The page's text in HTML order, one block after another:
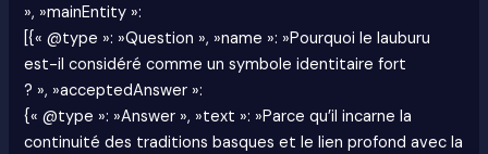
», »mainEntity »:
[{« @type »: »Question », »name »: »Pourquoi le lauburu
est-il considéré comme un symbole identitaire fort
? », »acceptedAnswer »:
{« @type »: »Answer », »text »: »Parce qu’il incarne la
continuité des traditions basques et le lien profond avec la